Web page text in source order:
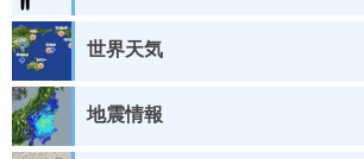
世界天気
地震情報